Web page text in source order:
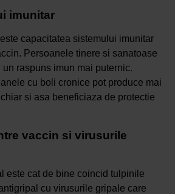
imunitar
capacitatea sistemului imunitar
Persoanele tinere si sanatoase
raspuns imun mai puternic.
cu boli cronice pot produce mai
si asa beneficiaza de protectie
vaccin si virusurile
este cat de bine coincid tulpinile
cu virusurile gripale care